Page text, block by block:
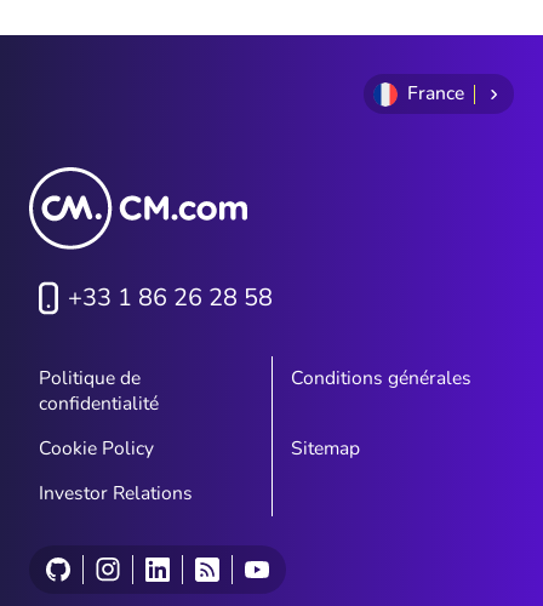
France
+33 1 86 26 28 58
Politique de
confidentialité
Conditions générales
Cookie Policy
Sitemap
Investor Relations